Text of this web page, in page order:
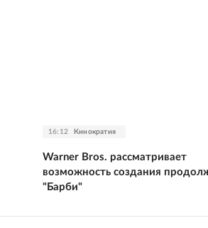
16:12 Кинократия
Warner Bros. рассматривает
возможность создания
"Барби"